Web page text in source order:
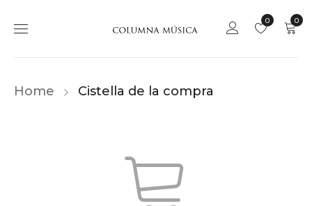
0
0
Home Cistella de la compra